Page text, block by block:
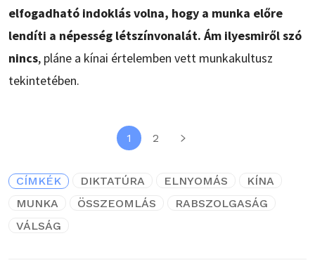
elfogadható indoklás volna, hogy a munka előre
lendíti a népesség létszínvonalát. Ám ilyesmiről szó
nincs, pláne a kínai értelemben vett munkakultusz
tekintetében.
1 2
CÍMKÉK DIKTATÚRA ELNYOMÁS
KÍNA
MUNKA
ÖSSZEOMLÁS
RABSZOLGASÁG
VÁLSÁG